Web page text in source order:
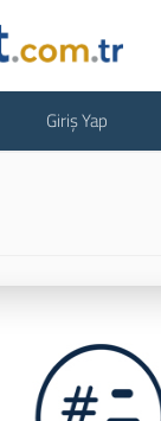
Giriş Yap